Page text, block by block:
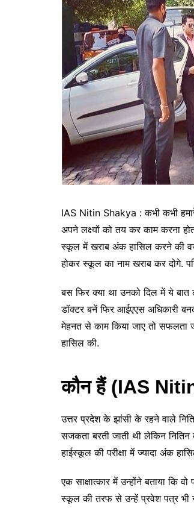
IAS Nitin Shakya : कभी कभी
अपने लक्ष्यों को तय कर काम करना
स्कूल में खराब अंक हासिल करने की
होकर स्कूल का नाम खराब कर दोगे.
बस फिर क्या था उनको दिल में ये
डॉक्टर बनें फिर आईएएस अधिकारी
मेहनत से काम किया जाए तो सफलता
हासिल की.
कौन हैं (IAS
उत्तर प्रदेश के झांसी के रहने वाले
सजकता बरती जाती थी लेकिन नितिन
हाईस्कूल की परीक्षा में ज्यादा अंक
एक साक्षात्कार में उन्होंने बताया कि
स्कूल की तरफ से उन्हें प्रवेश पत्र भी